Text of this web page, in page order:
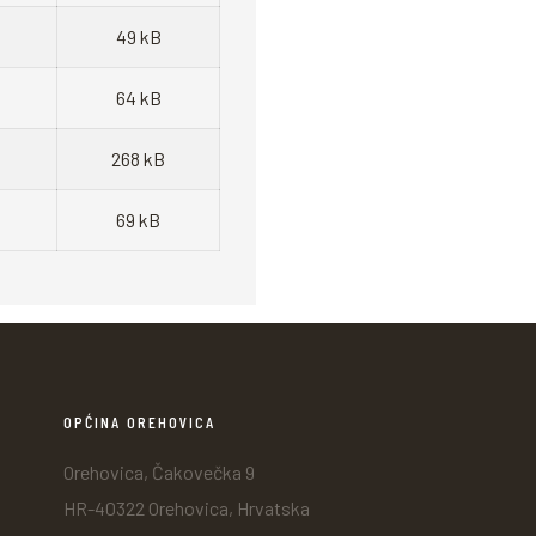
49 kB
64 kB
268 kB
69 kB
OPĆINA OREHOVICA
Orehovica, Čakovečka 9
HR-40322 Orehovica, Hrvatska